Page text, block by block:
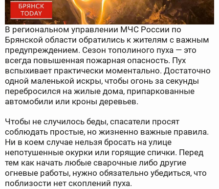
В региональном управлении МЧС России по
Брянской области обратились к жителям с важным
предупреждением. Сезон тополиного пуха — это
всегда повышенная пожарная опасность. Пух
вспыхивает практически моментально. Достаточно
одной маленькой искры, чтобы огонь за секунды
перебросился на жилые дома, припаркованные
автомобили или кроны деревьев.
Чтобы не случилось беды, спасатели просят
соблюдать простые, но жизненно важные правила.
Ни в коем случае нельзя бросать на улице
непотушенные окурки или горящие спички. Перед
тем как начать любые сварочные либо другие
огневые работы, нужно обязательно убедиться, что
поблизости нет скоплений пуха.